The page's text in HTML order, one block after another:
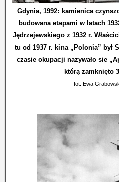
Gdynia, 1992: kamienica
budowana etapami w latach
Jędrzejewskiego z 1932 r.
tu od 1937 r. kina „Polonia” był
czasie okupacji nazywało sie
którą zamknięto
fot. Ewa